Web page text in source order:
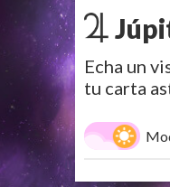
Echa un
tu carta